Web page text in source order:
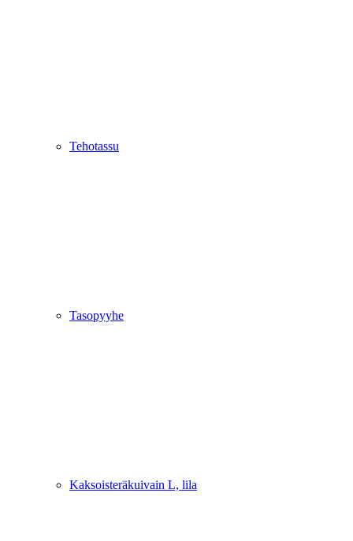
Tehotassu
Tasopyyhe
Kaksoisteräkuivain L, lila